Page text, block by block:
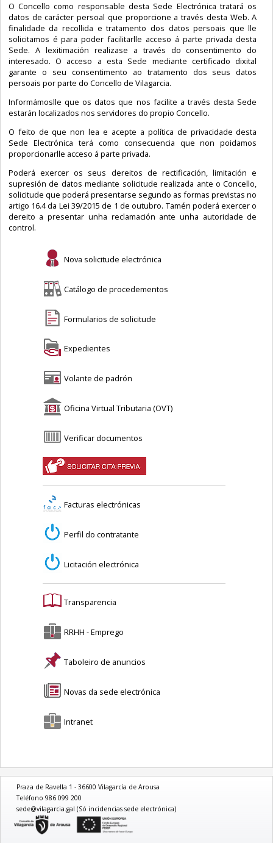
O Concello como responsable desta Sede Electrónica tratará os
datos de carácter persoal que proporcione a través desta Web. A
finalidade da recollida e tratamento dos datos persoais que lle
solicitamos é para poder facilitarlle acceso á parte privada desta
Sede. A lexitimación realizase a través do consentimento do
interesado. O acceso a esta Sede mediante certificado dixital
garante o seu consentimento ao tratamento dos seus datos
persoais por parte do Concello de Vilagarcia.
Informámoslle que os datos que nos facilite a través desta Sede
estarán localizados nos servidores do propio Concello.
O feito de que non lea e acepte a política de privacidade desta
Sede Electrónica terá como consecuencia que non poidamos
proporcionarlle acceso á parte privada.
Poderá exercer os seus dereitos de rectificación, limitación e
supresión de datos mediante solicitude realizada ante o Concello,
solicitude que poderá presentarse segundo as formas previstas no
artigo 16.4 da Lei 39/2015 de 1 de outubro. Tamén poderá exercer o
dereito a presentar unha reclamación ante unha autoridade de
control.
Nova solicitude electrónica
Catálogo de procedementos
Formularios de solicitude
Expedientes
Volante de padrón
Oficina Virtual Tributaria (OVT)
Verificar documentos
Facturas electrónicas
Perfil do contratante
Licitación electrónica
Transparencia
RRHH - Emprego
Taboleiro de anuncios
Novas da sede electrónica
Intranet
Praza de Ravella 1 - 36600 Vilagarcía de Arousa
Teléfono 986 099 200
sede@vilagarcia.gal (Só incidencias sede electrónica)